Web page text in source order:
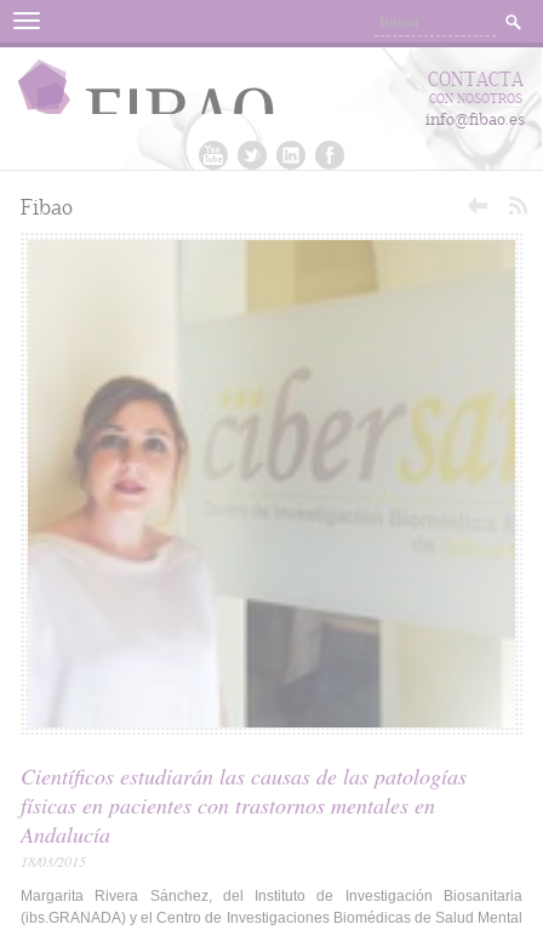
Menu
CONTACTA
CON NOSOTROS
info@fibao.es
Fibao
Científicos estudiarán las causas de las patologías
físicas en pacientes con trastornos mentales en
Andalucía
18/03/2015
Margarita Rivera Sánchez, del Instituto de Investigación Biosanitaria
(ibs.GRANADA) y el Centro de Investigaciones Biomédicas de Salud Mental